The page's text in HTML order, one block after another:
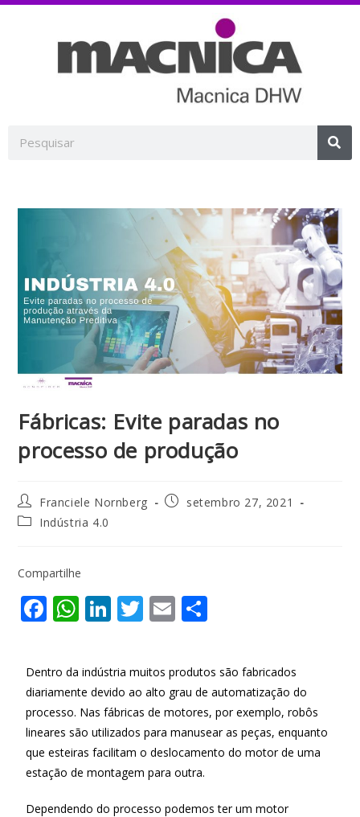
Fábricas: Evite paradas no
processo de produção
Franciele Nornberg
setembro 27, 2021
Indústria 4.0
Compartilhe
F
e
b
o
o
k
W
at
s
A
p
p
Li
k
e
dI
n
T
itt
er
E
ai
l
ar
e
Dentro da indústria muitos produtos são fabricados
diariamente devido ao alto grau de automatização do
processo. Nas fábricas de motores, por exemplo, robôs
lineares são utilizados para manusear as peças, enquanto
que esteiras facilitam o deslocamento do motor de uma
estação de montagem para outra.
Dependendo do processo podemos ter um motor